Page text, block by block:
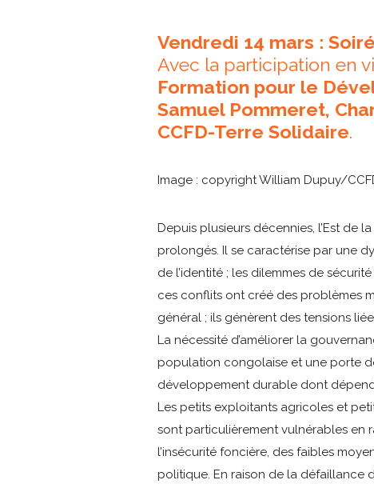
Vendredi 14 mars :
Avec la participation en
Formation pour le
Samuel Pommeret,
CCFD-Terre Solidaire.
Image : copyright William Dupuy/
Depuis plusieurs décennies, l’Est
prolongés. Il se caractérise par une
de l’identité ; les dilemmes de
ces conflits ont créé des problèmes
général ; ils génèrent des tensions
La nécessité d’améliorer la
population congolaise et une porte
développement durable dont
Les petits exploitants agricoles et
sont particulièrement vulnérables en
l’insécurité foncière, des faibles
politique. En raison de la défaillance